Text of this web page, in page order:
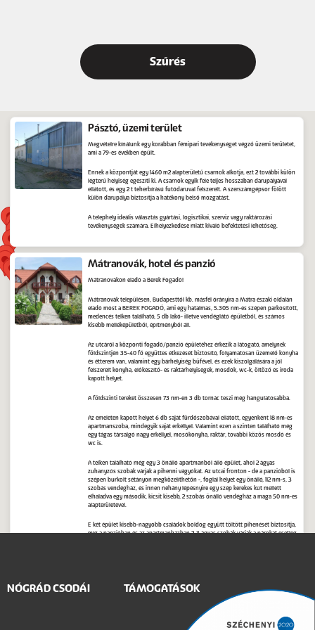
Pásztó, üzemi terület
Megvételre kínálunk egy korábban fémipari tevékenységet végző üzemi területet,
ami a 79-es években épült.
Ennek a központját egy 1460 m2 alapterületű csarnok alkotja, ezt 2 további külön
légterű helyiség egészíti ki. A csarnok egyik fele teljes hosszában darupályával
ellátott, és egy 2 t teherbírású futódaruval felszerelt. A szerszámgépsor fölött
külön darupálya biztosítja a hatékony belső mozgatást.
A telephely ideális választás gyártási, logisztikai, szerviz vagy raktározási
tevékenységek számára. Elhelyezkedése miatt kiváló befektetési lehetőség.
Mátranovák, hotel és panzió
Mátranovákon eladó a Berek Fogadó!
Mátranovák településen, Budapesttől kb. másfél órányira a Mátra északi oldalán
eladó most a BEREK FOGADÓ, ami egy hatalmas, 5.305 nm-es szépen parkosított,
medencés telken található, 5 db lakó- illetve vendéglátó épületből, és számos
kisebb melléképületből, építményből áll.
Az utcáról a központi fogadó/panzió épületéhez érkezik a látogató, amelynek
földszintjén 35-40 fő együttes étkezését biztosító, folyamatosan üzemelő konyha
és étterem van, valamint egy bárhelyiség büfével, és ezek kiszolgálására a jól
felszerelt konyha, előkészítő- és raktárhelyiségek, mosdók, wc-k, öltöző és iroda
kapott helyet.
A földszinti tereket összesen 73 nm-en 3 db tornác teszi még hangulatosabbá.
Az emeleten kapott helyet 6 db saját fürdőszobával ellátott, egyenként 18 nm-es
apartmanszoba, mindegyik saját erkéllyel. Valamint ezen a szinten található még
egy tágas társalgó nagy erkéllyel, mosókonyha, raktár, további közös mosdó és
wc is.
A telken található még egy 3 önálló apartmanból álló épület, ahol 2 ágyas
zuhanyzós szobák várják a pihenni vágyókat. Az utcai fronton - de a panzióból is
szépen burkolt sétányon megközelíthetőn -, foglal helyet egy önálló, 112 nm-s, 3
szobás vendégház, és innen néhány lépésnyire egy szép kerekes kút mellett
elhaladva egy második, kicsit kisebb, 2 szobás önálló vendégház a maga 50 nm-es
alapterületével.
E két épület kisebb-nagyobb családok boldog együtt töltött pihenését biztosítja,
míg a panzióban és az apartmanházban 2-3 ágyas szobák várják a párokat esetleg
nagy garázzsal és tárolókkal, kondiszobának alkalmas helyiségekkel.
Egyéb mezőgazdasági ingatlan, Bátonyterenye
NÓGRÁD CSODÁI TÁMOGATÁSOK